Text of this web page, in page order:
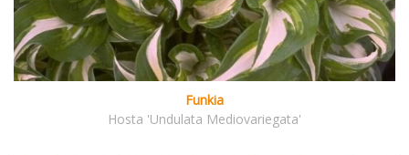
Funkia
Hosta 'Undulata Mediovariegata'